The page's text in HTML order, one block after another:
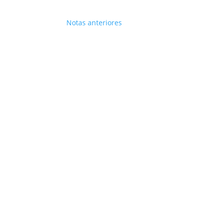
Notas anteriores